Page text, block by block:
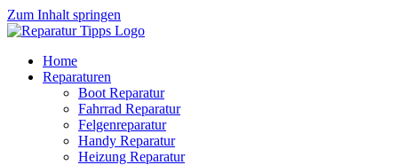
Zum Inhalt springen
Home
Reparaturen
Boot Reparatur
Fahrrad Reparatur
Felgenreparatur
Handy Reparatur
Heizung Reparatur